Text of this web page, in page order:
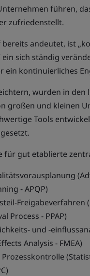
führen,
zufriedenstellt.
bereits andeutet, ist
ein sich ständig
ein kontinuierliches
wurden in den
großen und kleinen
Tools
für gut etablierte
- APQP)
Freigabeverfahren
Process - PPAP)
und -
Analysis - FMEA)